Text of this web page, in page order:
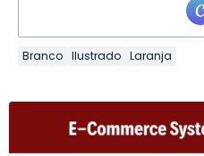
Branco Ilustrado Laranja